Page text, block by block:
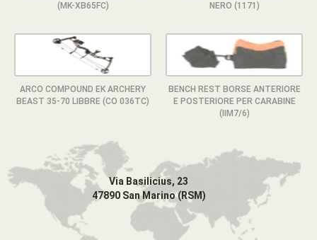
(MK-XB65FC)
NERO (1171)
ARCO COMPOUND EK ARCHERY
BEAST 35-70 LIBBRE (CO 036TC)
BENCH REST BORSE ANTERIORE
E POSTERIORE PER CARABINE
(IIM7/6)
Via Basilicius, 23
47890 San Marino (RSM)